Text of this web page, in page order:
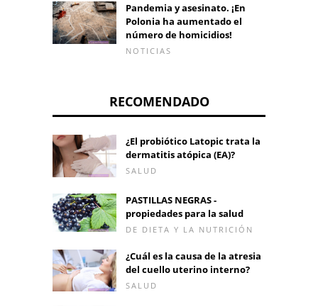
Pandemia y asesinato. ¡En
Polonia ha aumentado el
número de homicidios!
NOTICIAS
RECOMENDADO
¿El probiótico Latopic trata la
dermatitis atópica (EA)?
SALUD
PASTILLAS NEGRAS -
propiedades para la salud
DE DIETA Y LA NUTRICIÓN
¿Cuál es la causa de la atresia
del cuello uterino interno?
SALUD